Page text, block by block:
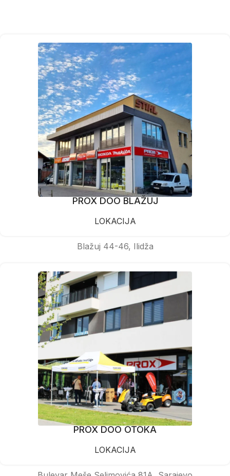
PROX DOO BLAŽUJ
LOKACIJA
Blažuj 44-46, Ilidža
PROX DOO OTOKA
LOKACIJA